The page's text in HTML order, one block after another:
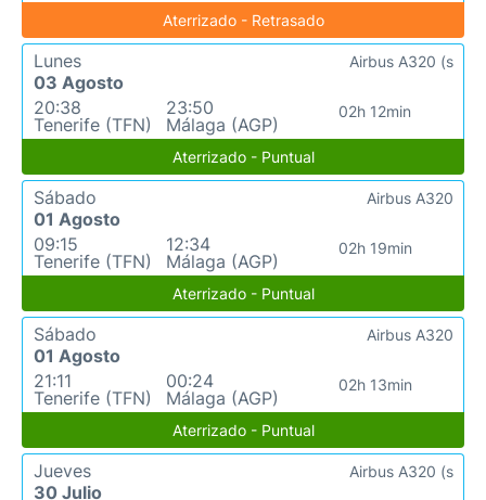
Aterrizado - Retrasado
Lunes
03 Agosto
20:38
Tenerife (TFN)
23:50
Málaga (AGP)
02h 12min
Airbus A320 (s
Aterrizado - Puntual
Sábado
01 Agosto
09:15
Tenerife (TFN)
12:34
Málaga (AGP)
02h 19min
Airbus A320
Aterrizado - Puntual
Sábado
01 Agosto
21:11
Tenerife (TFN)
00:24
Málaga (AGP)
02h 13min
Airbus A320
Aterrizado - Puntual
Jueves
30 Julio
Airbus A320 (s